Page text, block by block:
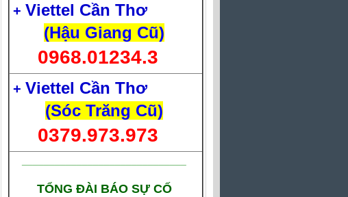
+ Viettel Cần Thơ
(Hậu Giang Cũ)
0968.01234.3
+ Viettel Cần Thơ
(Sóc Trăng Cũ)
0379.973.973
TỔNG ĐÀI BÁO SỰ CỐ